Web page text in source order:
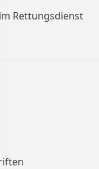
Rettungsdienst